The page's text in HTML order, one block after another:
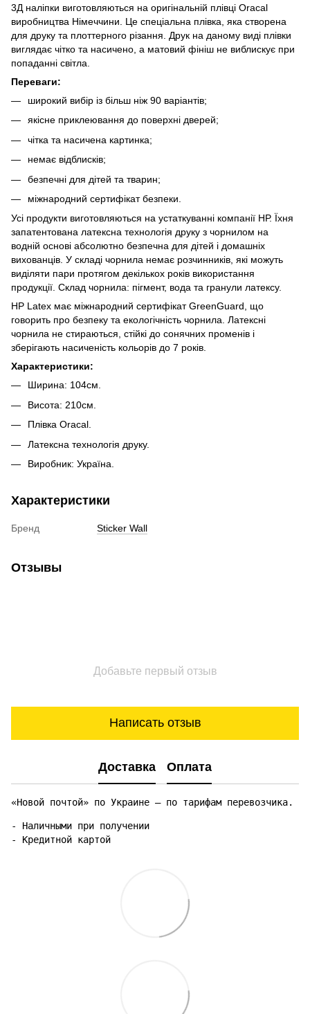
3Д наліпки виготовляються на оригінальній плівці Oracal
виробництва Німеччини. Це спеціальна плівка, яка створена
для друку та плоттерного різання. Друк на даному виді плівки
виглядає чітко та насичено, а матовий фініш не виблискує при
попаданні світла.
Переваги:
широкий вибір із більш ніж 90 варіантів;
якісне приклеювання до поверхні дверей;
чітка та насичена картинка;
немає відблисків;
безпечні для дітей та тварин;
міжнародний сертифікат безпеки.
Усі продукти виготовляються на устаткуванні компанії НР. Їхня
запатентована латексна технологія друку з чорнилом на
водній основі абсолютно безпечна для дітей і домашніх
вихованців. У складі чорнила немає розчинників, які можуть
виділяти пари протягом декількох років використання
продукції. Склад чорнила: пігмент, вода та гранули латексу.
HP Latex має міжнародний сертифікат GreenGuard, що
говорить про безпеку та екологічність чорнила. Латексні
чорнила не стираються, стійкі до сонячних променів і
зберігають насиченість кольорів до 7 років.
Характеристики:
Ширина: 104см.
Висота: 210см.
Плівка Oracal.
Латексна технологія друку.
Виробник: Україна.
Характеристики
Бренд Sticker Wall
Отзывы
Добавьте первый отзыв
Написать отзыв
Доставка Оплата
«Новой почтой» по Украине — по тарифам перевозчика.
- Наличными при получении
- Кредитной картой